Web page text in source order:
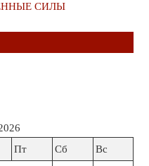
СИЛЫ
Пт Сб Вс